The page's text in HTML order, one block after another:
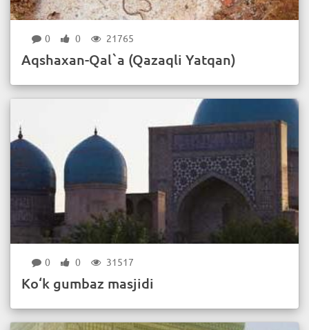
0 0 21765
Aqshaxan-Qal`a (Qazaqli Yatqan)
0 0 31517
Ko‘k gumbaz masjidi